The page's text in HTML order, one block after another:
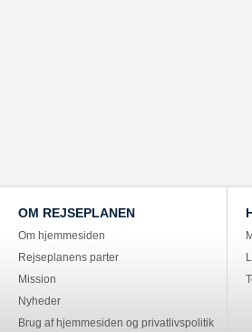
OM REJSEPLANEN
Om hjemmesiden
Rejseplanens parter
Mission
Nyheder
Brug af hjemmesiden og privatlivspolitik